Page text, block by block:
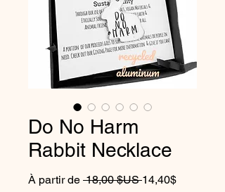
Do No Harm
Rabbit Necklace
À partir de 18,00 $US Prix original
14,40$Prix